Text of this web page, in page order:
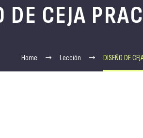
DE CEJA
Home Lección DISEÑO DE